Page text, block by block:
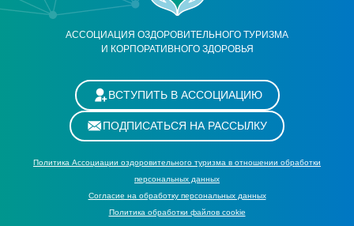
АССОЦИАЦИЯ ОЗДОРОВИТЕЛЬНОГО ТУРИЗМА
И КОРПОРАТИВНОГО ЗДОРОВЬЯ
ВСТУПИТЬ В АССОЦИАЦИЮ
ПОДПИСАТЬСЯ НА РАССЫЛКУ
Политика Ассоциации оздоровительного туризма в отношении обработки
персональных данных
Cогласие на обработку персональных данных
Политика обработки файлов cookie